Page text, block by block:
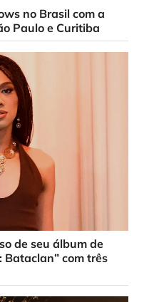
no Brasil com a
Paulo e Curitiba
de seu álbum de
Bataclan” com três